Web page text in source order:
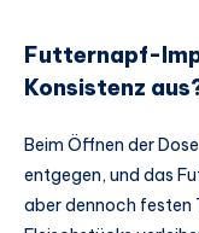
Futternapf-
Konsistenz
Beim Öffnen der
entgegen, und das
aber dennoch festen